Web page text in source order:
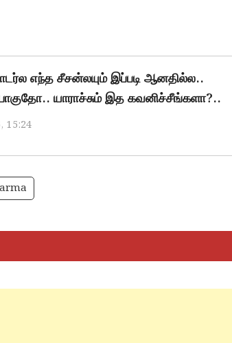
எந்த சீசன்லயும் இப்படி ஆனதில்ல..
யாராச்சும் இத கவனிச்சீங்களா?..
15:24